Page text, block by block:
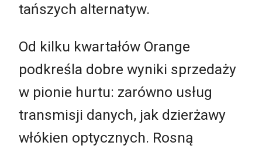
tańszych alternatyw.
Od kilku kwartałów Orange
podkreśla dobre wyniki sprzedaży
w pionie hurtu: zarówno usług
transmisji danych, jak dzierżawy
włókien optycznych. Rosną